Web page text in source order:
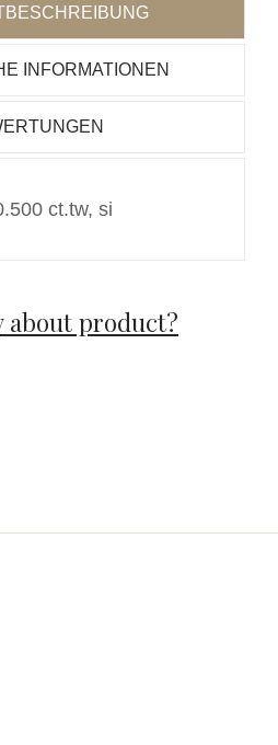
INFORMATIONEN
ct.tw, si
about product?